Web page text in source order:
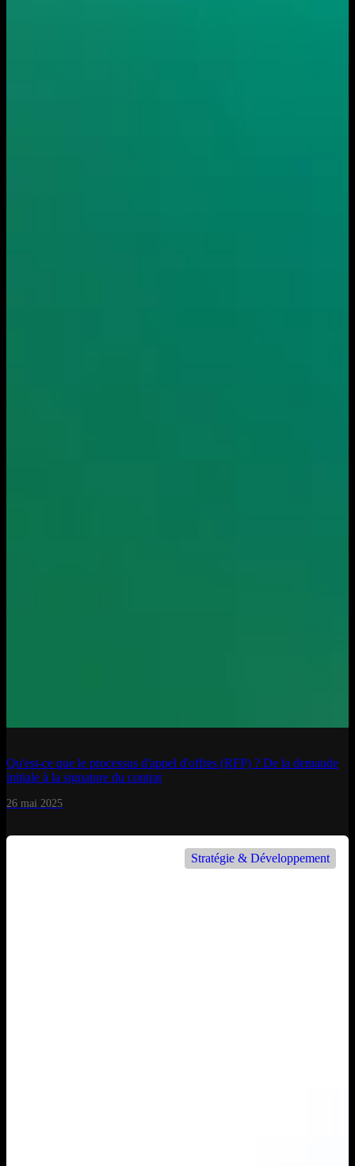
Qu'est-ce que le processus d'appel d'offres (RFP) ? De la demande
initiale à la signature du contrat
26 mai 2025
Stratégie & Développement